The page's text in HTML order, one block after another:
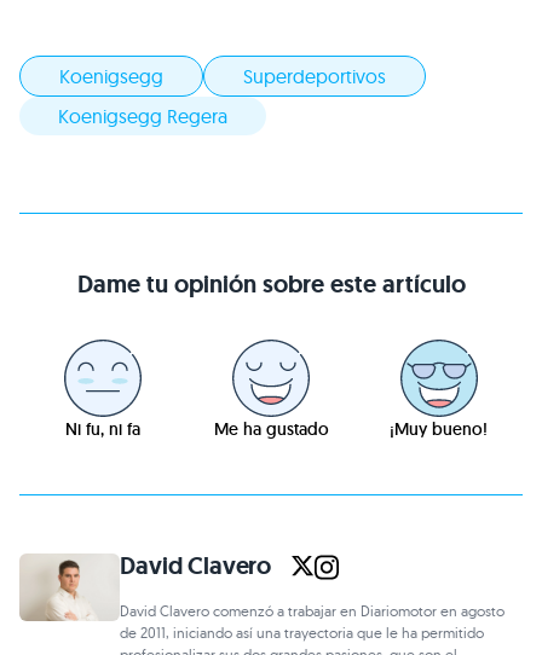
Koenigsegg
Superdeportivos
Koenigsegg Regera
Dame tu opinión sobre este artículo
Ni fu, ni fa Me ha gustado ¡Muy bueno!
David Clavero
David Clavero comenzó a trabajar en Diariomotor en agosto
de 2011, iniciando así una trayectoria que le ha permitido